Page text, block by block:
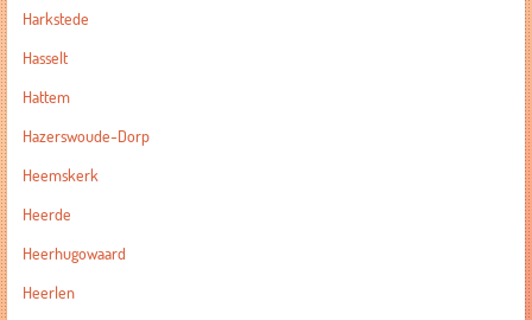
Harkstede
Hasselt
Hattem
Hazerswoude-Dorp
Heemskerk
Heerde
Heerhugowaard
Heerlen